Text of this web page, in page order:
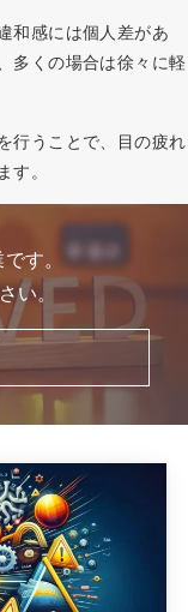
和感には個人差があ
多くの場合は徐々に軽
行うことで、目の疲れ
。
す。
い。